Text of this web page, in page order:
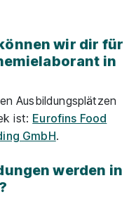
wir dir für
in
Ausbildungsplätzen
ist: Eurofins Food
GmbH.
werden in